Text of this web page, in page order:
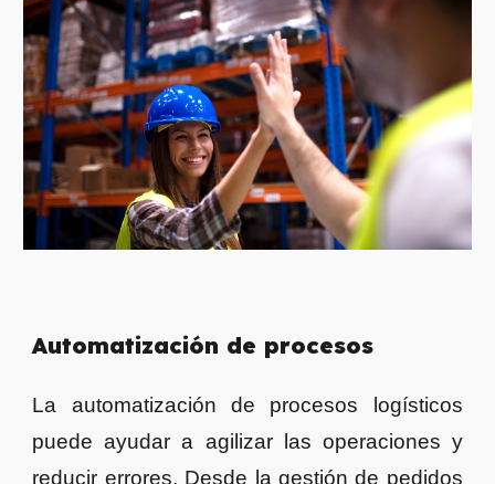
Automatización de procesos
La automatización de procesos logísticos
puede ayudar a agilizar las operaciones y
reducir errores. Desde la gestión de pedidos